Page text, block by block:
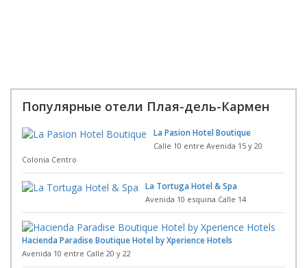
Популярные отели Плая-дель-Кармен
La Pasion Hotel Boutique
Calle 10 entre Avenida 15 y 20
Colonia Centro
La Tortuga Hotel & Spa
Avenida 10 esquina Calle 14
Hacienda Paradise Boutique Hotel by Xperience Hotels
Avenida 10 entre Calle 20 y 22